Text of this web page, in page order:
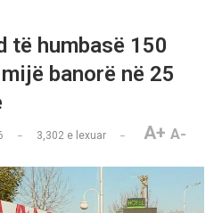
të humbasë 150
banorë në 25
3,302 e lexuar A+ A-